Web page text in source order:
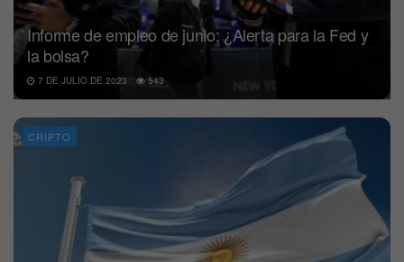
Informe de empleo de junio: ¿Alerta para la Fed y
la bolsa?
7 DE JULIO DE 2023 543
CRIPTO